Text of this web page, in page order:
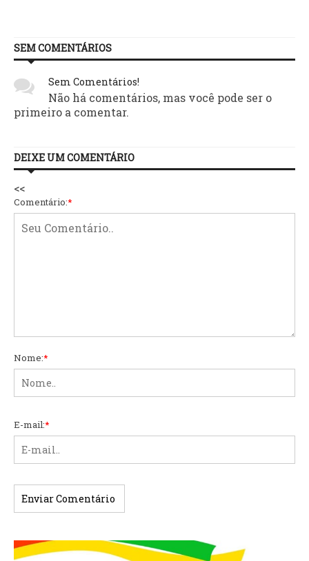
SEM COMENTÁRIOS
Sem Comentários!
Não há comentários, mas você pode ser o
primeiro a comentar.
DEIXE UM COMENTÁRIO
<<
Comentário:*
Nome:*
E-mail:*